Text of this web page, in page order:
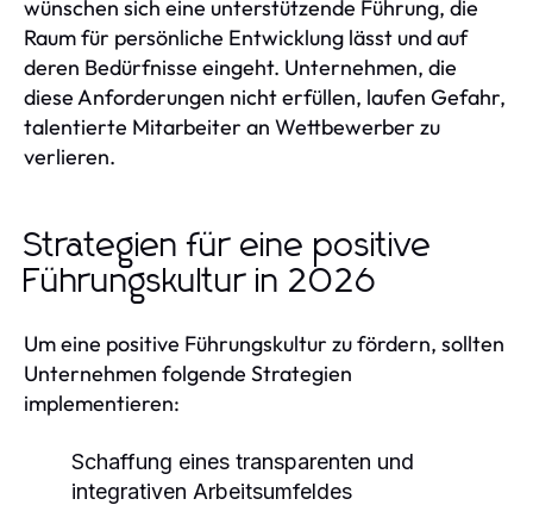
wünschen sich eine unterstützende Führung, die
Raum für persönliche Entwicklung lässt und auf
deren Bedürfnisse eingeht. Unternehmen, die
diese Anforderungen nicht erfüllen, laufen Gefahr,
talentierte Mitarbeiter an Wettbewerber zu
verlieren.
Strategien für eine positive
Führungskultur in 2026
Um eine positive Führungskultur zu fördern, sollten
Unternehmen folgende Strategien
implementieren:
Schaffung eines transparenten und
integrativen Arbeitsumfeldes